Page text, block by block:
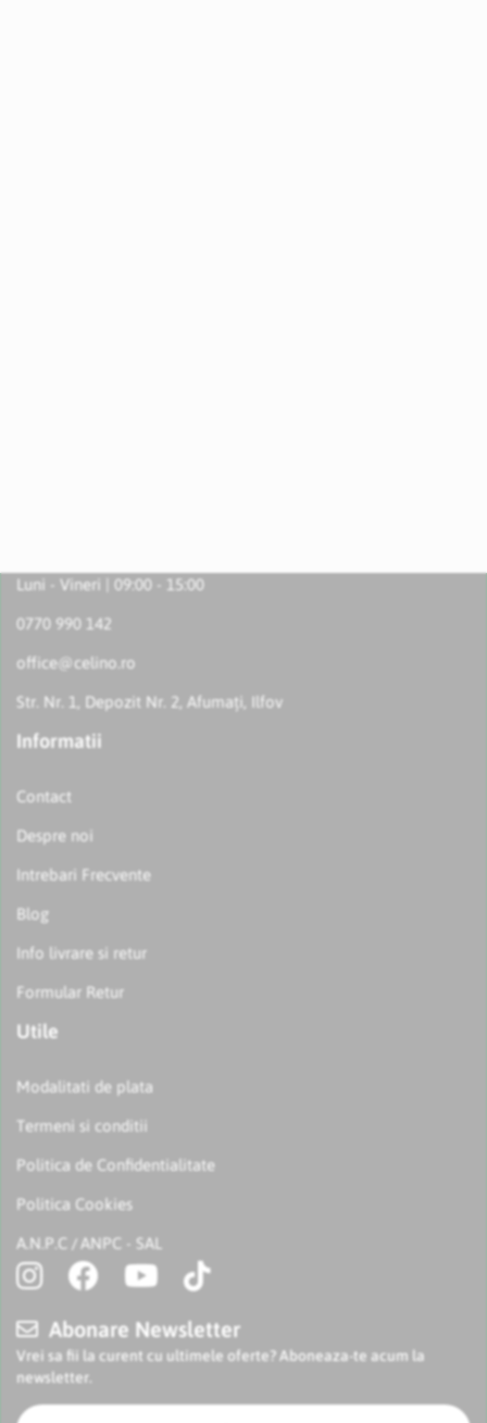
Luni - Vineri | 09:00 - 15:00
0770 990 142
office@celino.ro
Str. Nr. 1, Depozit Nr. 2, Afumați, Ilfov
Informatii
Contact
Despre noi
Intrebari Frecvente
Blog
Info livrare si retur
Formular Retur
Utile
Modalitati de plata
Termeni si conditii
Politica de Confidentialitate
Politica Cookies
A.N.P.C / ANPC - SAL
Abonare Newsletter
Vrei sa fii la curent cu ultimele oferte? Aboneaza-te acum la
newsletter.